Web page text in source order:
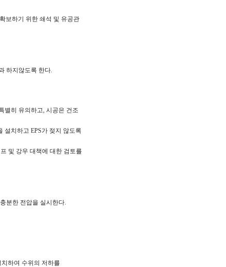
보하기 위한 쇄석 및 유공관
하지않도록 한다.
별히 유의하고, 시공은 건조
설치하고 EPS가 젖지 않도록
및 강우 대책에 대한 검토를
분한 전압을 실시한다.
하여 수위의 저하를